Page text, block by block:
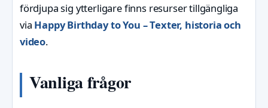
fördjupa sig ytterligare finns resurser tillgängliga
via Happy Birthday to You – Texter, historia och
video.
Vanliga frågor